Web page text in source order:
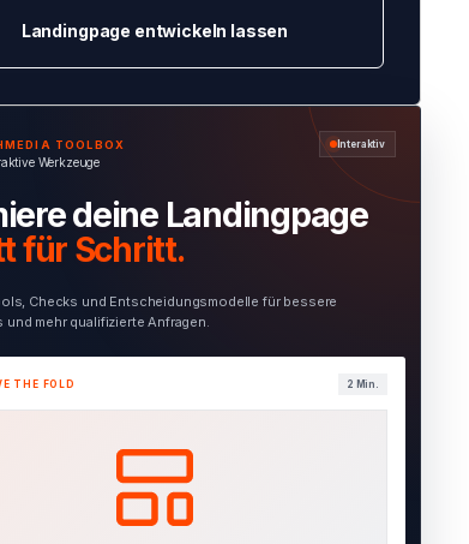
Landingpage entwickeln lassen
TOOLBOX
Werkzeuge
Interaktiv
deine Landingpage
für Schritt.
Checks und Entscheidungsmodelle für bessere
und mehr qualifizierte Anfragen.
THE FOLD 1 Min.